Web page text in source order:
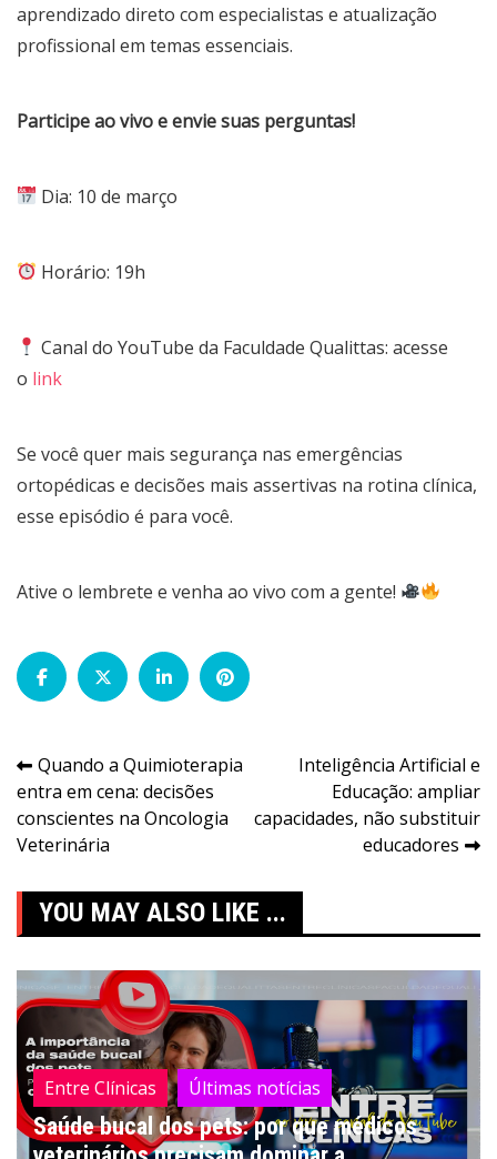
aprendizado direto com especialistas e atualização
profissional em temas essenciais.
Participe ao vivo e envie suas perguntas!
Dia: 10 de março
Horário: 19h
Canal do YouTube da Faculdade Qualittas: acesse
o link
Se você quer mais segurança nas emergências
ortopédicas e decisões mais assertivas na rotina clínica,
esse episódio é para você.
Ative o lembrete e venha ao vivo com a gente!
Navegação
de
Post
Quando a Quimioterapia
entra em cena: decisões
conscientes na Oncologia
Veterinária
Inteligência Artificial e
Educação: ampliar
capacidades, não substituir
educadores
YOU MAY ALSO LIKE ...
Entre Clínicas Últimas notícias
Saúde bucal dos pets: por que médicos